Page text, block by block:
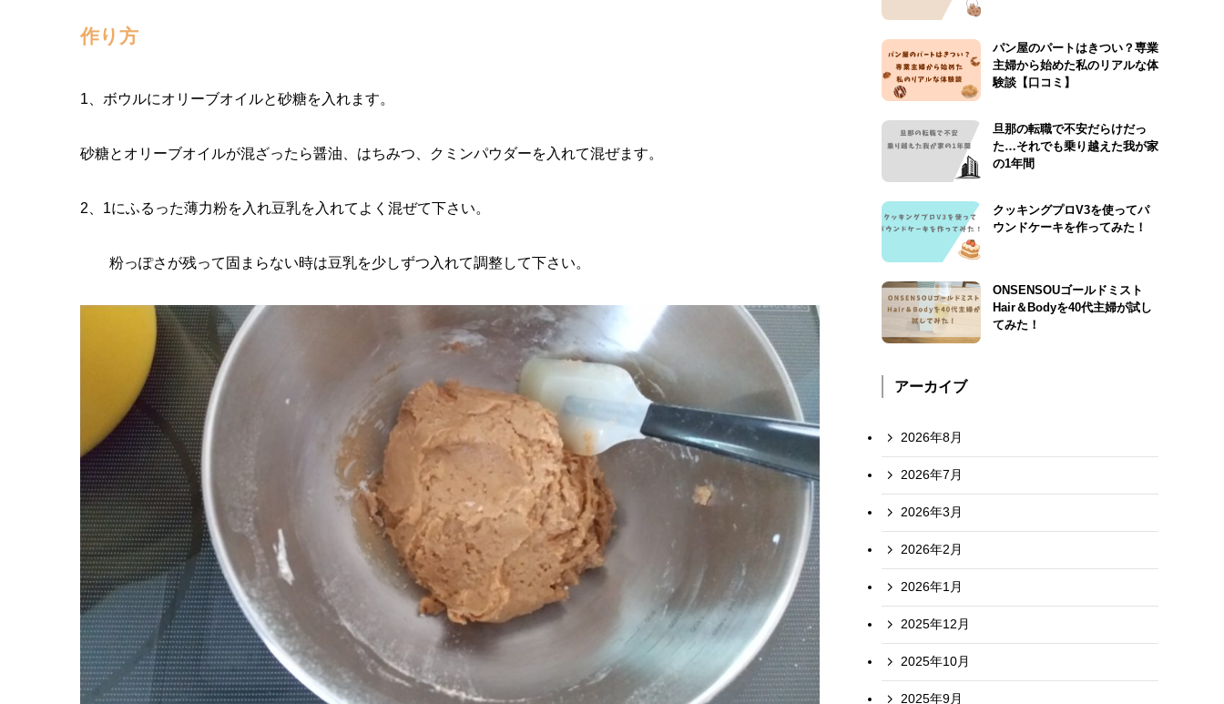
作り方
1、ボウルにオリーブオイルと砂糖を入れます。
砂糖とオリーブオイルが混ざったら醤油、はちみつ、クミンパウダーを入れて混ぜます。
2、1にふるった薄力粉を入れ豆乳を入れてよく混ぜて下さい。
粉っぽさが残って固まらない時は豆乳を少しずつ入れて調整して下さい。
パン屋のパートはきつい？専業
主婦から始めた私のリアルな体
験談【口コミ】
旦那の転職で不安だらけだっ
た…それでも乗り越えた我が家
の1年間
クッキングプロV3を使ってパ
ウンドケーキを作ってみた！
ONSENSOUゴールドミスト
Hair＆Bodyを40代主婦が試し
てみた！
アーカイブ
2026年8月
2026年7月
2026年3月
2026年2月
2026年1月
2025年12月
2025年10月
2025年9月